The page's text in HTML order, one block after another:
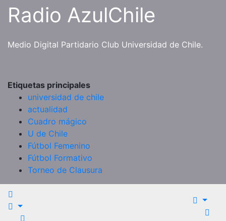
SaltarRadio AzulChile
Medio Digital Partidario Club Universidad de Chile.
Etiquetas principales
universidad de chile
actualidad
Cuadro mágico
U de Chile
Fútbol Femenino
Fútbol Formativo
Torneo de Clausura